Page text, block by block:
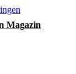
Magazin